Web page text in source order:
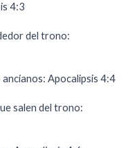
4:3
del trono:
Apocalipsis 4:4
salen del trono: